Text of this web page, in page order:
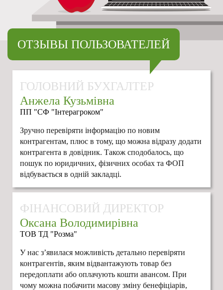
ОТЗЫВЫ ПОЛЬЗОВАТЕЛЕЙ
ГОЛОВНИЙ БУХГАЛТЕР
Анжела Кузьмівна
ПП "СФ "Інтерагроком"
Зручно перевіряти інформацію по новим
контрагентам, плюс в тому, що можна відразу додати
контрагента в довідник. Також сподобалось, що
пошук по юридичних, фізичних особах та ФОП
відбувається в одній закладці.
ФІНАНСОВИЙ ДИРЕКТОР
Оксана Володимирівна
ТОВ ТД "Розма"
У нас з’явилася можливість детально перевіряти
контрагентів, яким відвантажують товар без
передоплати або оплачують кошти авансом. При
чому можна побачити масову зміну бенефіціарів,